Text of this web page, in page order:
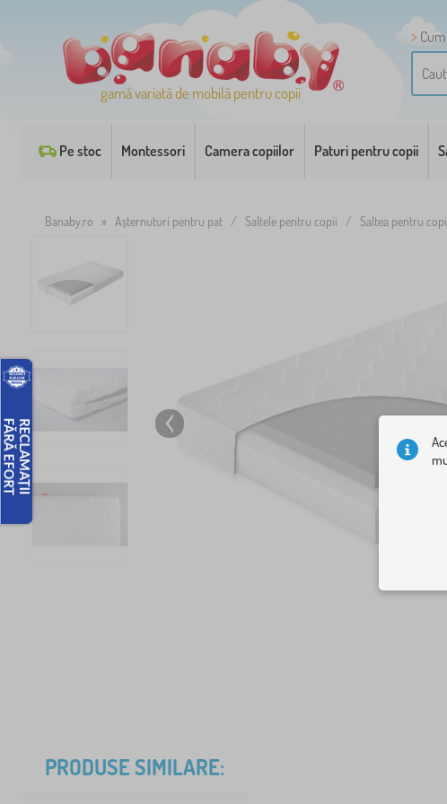
gamă variată de mobilă pentru copii
Pe stoc Montessori Camera copiilor Paturi pentru copii
Banaby.ro » Așternuturi pentru pat / Saltele pentru copii / Saltea pentru
PRODUSE SIMILARE: